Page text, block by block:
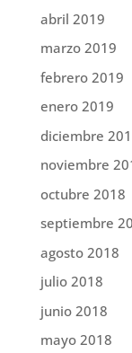
abril 2019
marzo 2019
febrero 2019
enero 2019
diciembre
noviembre
octubre 2018
septiembre
agosto 2018
julio 2018
junio 2018
mayo 2018